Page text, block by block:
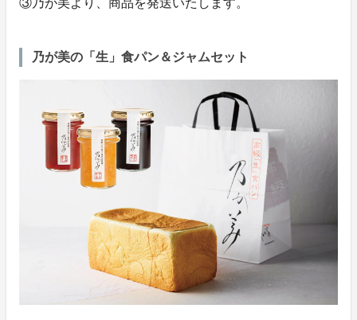
③乃が美より、商品を発送いたします。
乃が美の「生」食パン＆ジャムセット